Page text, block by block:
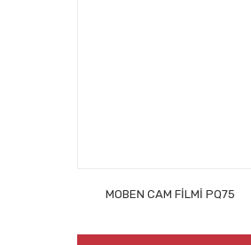
MOBEN CAM FİLMİ PQ75